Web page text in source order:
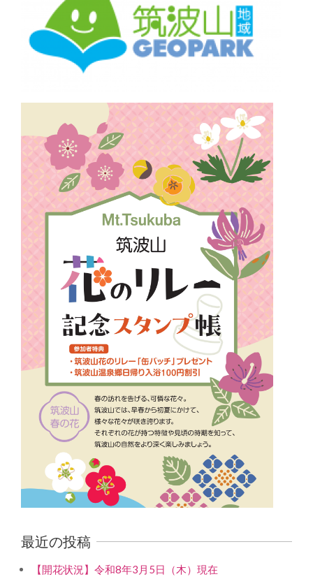
最近の投稿
【開花状況】令和8年3月5日（木）現在